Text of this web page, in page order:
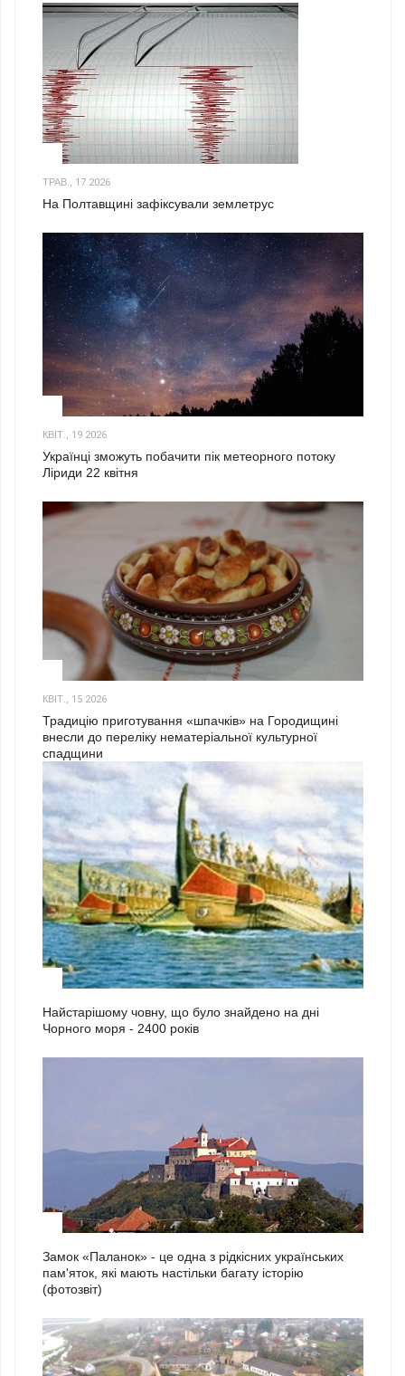
ТРАВ., 17 2026
На Полтавщині зафіксували землетрус
КВІТ., 19 2026
Українці зможуть побачити пік метеорного потоку
Ліриди 22 квітня
КВІТ., 15 2026
Традицію приготування «шпачків» на Городищині
внесли до переліку нематеріальної культурної
спадщини
Найстарішому човну, що було знайдено на дні
Чорного моря - 2400 років
Замок «Паланок» - це одна з рідкісних українських
пам'яток, які мають настільки багату історію
(фотозвіт)